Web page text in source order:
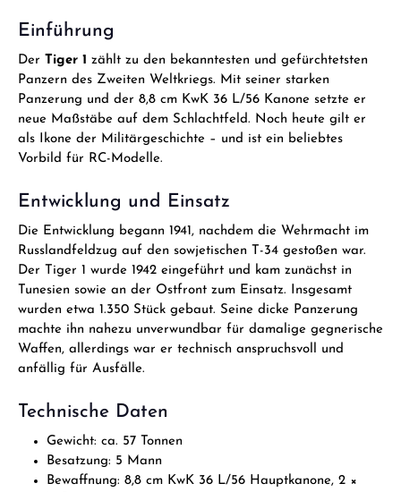
Einführung
Der Tiger 1 zählt zu den bekanntesten und gefürchtetsten
Panzern des Zweiten Weltkriegs. Mit seiner starken
Panzerung und der 8,8 cm KwK 36 L/56 Kanone setzte er
neue Maßstäbe auf dem Schlachtfeld. Noch heute gilt er
als Ikone der Militärgeschichte – und ist ein beliebtes
Vorbild für RC-Modelle.
Entwicklung und Einsatz
Die Entwicklung begann 1941, nachdem die Wehrmacht im
Russlandfeldzug auf den sowjetischen T-34 gestoßen war.
Der Tiger 1 wurde 1942 eingeführt und kam zunächst in
Tunesien sowie an der Ostfront zum Einsatz. Insgesamt
wurden etwa 1.350 Stück gebaut. Seine dicke Panzerung
machte ihn nahezu unverwundbar für damalige gegnerische
Waffen, allerdings war er technisch anspruchsvoll und
anfällig für Ausfälle.
Technische Daten
Gewicht: ca. 57 Tonnen
Besatzung: 5 Mann
Bewaffnung: 8,8 cm KwK 36 L/56 Hauptkanone, 2 ×